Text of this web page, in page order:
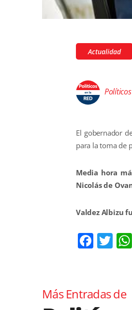
Actualidad
El gobernador
para la toma de
Media hora
Nicolás de
Valdez Albizu
Más Entradas de